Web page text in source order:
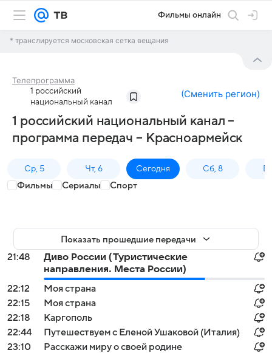
Фильмы онлайн
* транслируется московская сетка вещания
Телепрограмма
1 российский
национальный канал
(Сменить регион)
1 российский национальный канал –
программа передач – Красноармейск
Ср, 5 Чт, 6 Сегодня Сб, 8
Фильмы Сериалы Спорт
Показать прошедшие передачи
21:48
Диво России (Туристические
направления. Места России)
22:12
Моя страна
22:15
Моя страна
22:18
Каргополь
22:44
Путешествуем с Еленой Ушаковой (Италия)
23:10
Расскажи миру о своей родине